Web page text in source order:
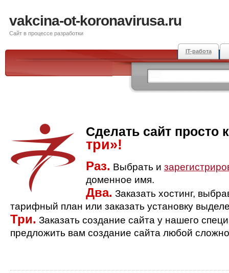
vakcina-ot-koronavirusa.ru
Сайт в процессе разработки
IT-работа
Сделать сайт просто
три»!
Раз. Выбрать и
доменное имя.
Два. Заказать хостинг,
тарифный план или заказать установку
Три. Заказать создание сайта у нашего
предложить вам создание сайта любой